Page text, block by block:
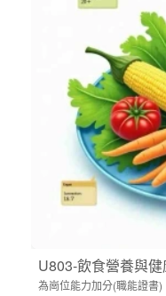
U803-飲食營養與
為崗位能力加分(職能證書)